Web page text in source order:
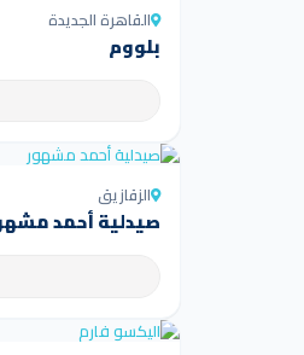
القاهرة الجديدة
بلووم
الزقازيق
صيدلية أحمد مشهور